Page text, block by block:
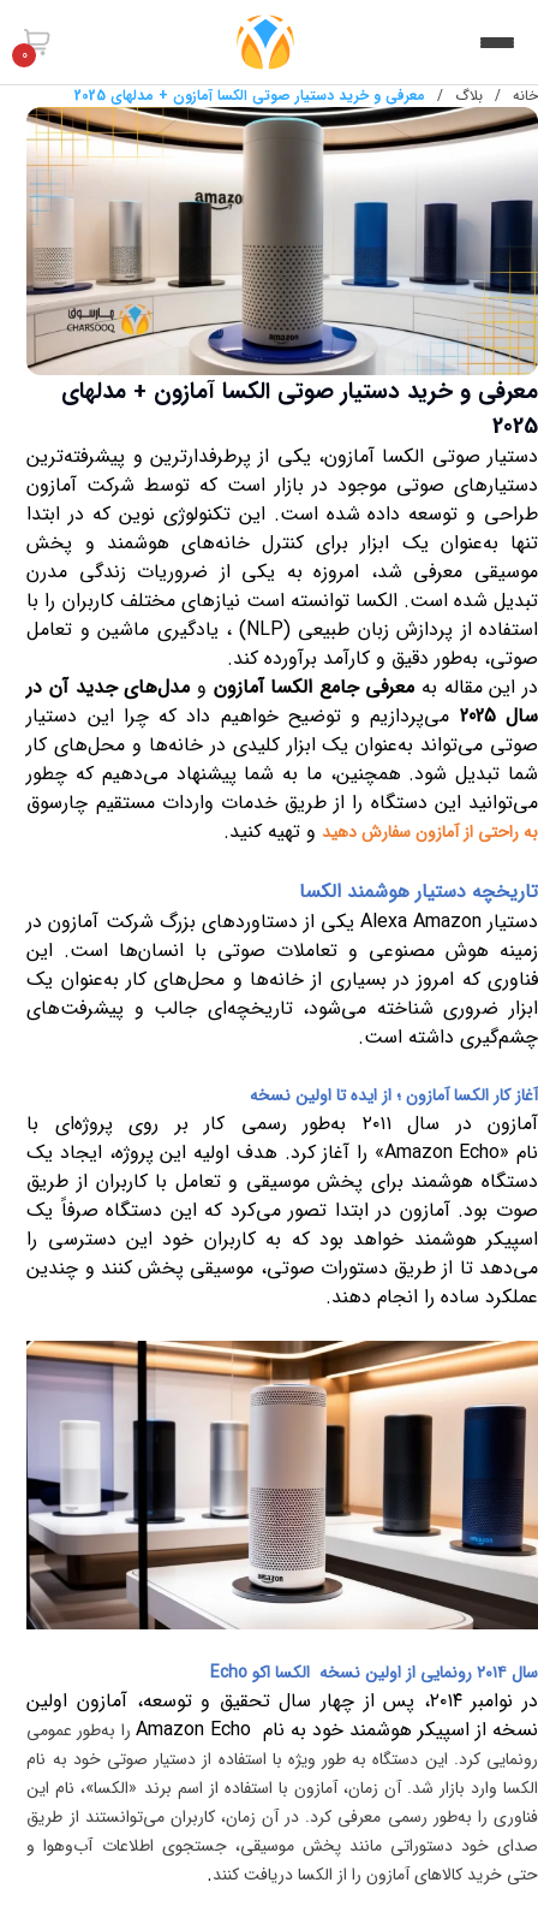
0
خانه / بلاگ / معرفی و خرید دستیار صوتی الکسا آمازون + مدلهای 2025
معرفی و خرید دستیار صوتی الکسا آمازون + مدلهای
2025
دستیار صوتی الکسا آمازون، یکی از پرطرفدارترین و پیشرفته‌ترین
دستیارهای صوتی موجود در بازار است که توسط شرکت آمازون
طراحی و توسعه داده شده است. این تکنولوژی نوین که در ابتدا
تنها به‌عنوان یک ابزار برای کنترل خانه‌های هوشمند و پخش
موسیقی معرفی شد، امروزه به یکی از ضروریات زندگی مدرن
تبدیل شده است. الکسا توانسته است نیازهای مختلف کاربران را با
استفاده از پردازش زبان طبیعی(NLP) ، یادگیری ماشین و تعامل
صوتی، به‌طور دقیق و کارآمد برآورده کند.
در این مقاله به معرفی جامع الکسا آمازون و مدل‌های جدید آن در
سال 2025
می‌پردازیم و توضیح خواهیم داد که چرا این دستیار
صوتی می‌تواند به‌عنوان یک ابزار کلیدی در خانه‌ها و محل‌های کار
شما تبدیل شود. همچنین، ما به شما پیشنهاد می‌دهیم که چطور
می‌توانید این دستگاه را از طریق خدمات واردات مستقیم چارسوق
به راحتی از آمازون سفارش دهید و تهیه کنید.
تاریخچه دستیار هوشمند الکسا
دستیارAlexa Amazon یکی از دستاوردهای بزرگ شرکت آمازون در
زمینه هوش مصنوعی و تعاملات صوتی با انسان‌ها است. این
فناوری که امروز در بسیاری از خانه‌ها و محل‌های کار به‌عنوان یک
ابزار ضروری شناخته می‌شود، تاریخچه‌ای جالب و پیشرفت‌های
چشم‌گیری داشته است.
آغاز کار الکسا آمازون ؛ از ایده تا اولین نسخه
آمازون در سال۲۰۱۱ به‌طور رسمی کار بر روی پروژه‌ای با
نام«Amazon Echo» را آغاز کرد. هدف اولیه این پروژه، ایجاد یک
دستگاه هوشمند برای پخش موسیقی و تعامل با کاربران از طریق
صوت بود. آمازون در ابتدا تصور می‌کرد که این دستگاه صرفاً یک
اسپیکر هوشمند خواهد بود که به کاربران خود این دسترسی را
می‌دهد تا از طریق دستورات صوتی، موسیقی پخش کنند و چندین
عملکرد ساده را انجام دهند.
سال ۲۰۱۴ رونمایی از اولین نسخه الکسا اکوEcho
در نوامبر۲۰۱۴، پس از چهار سال تحقیق و توسعه، آمازون اولین
نسخه از اسپیکر هوشمند خود به نام Amazon Echo را به‌طور عمومی
رونمایی کرد. این دستگاه به طور ویژه با استفاده از دستیار صوتی خود به نام
الکسا وارد بازار شد. آن زمان، آمازون با استفاده از اسم برند «الکسا»، نام این
فناوری را به‌طور رسمی معرفی کرد. در آن زمان، کاربران می‌توانستند از طریق
صدای خود دستوراتی مانند پخش موسیقی، جستجوی اطلاعات آب‌وهوا و
حتی خرید کالاهای آمازون را از الکسا دریافت کنند.